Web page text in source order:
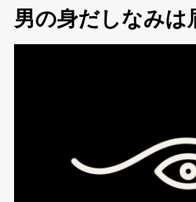
男の身だしなみは